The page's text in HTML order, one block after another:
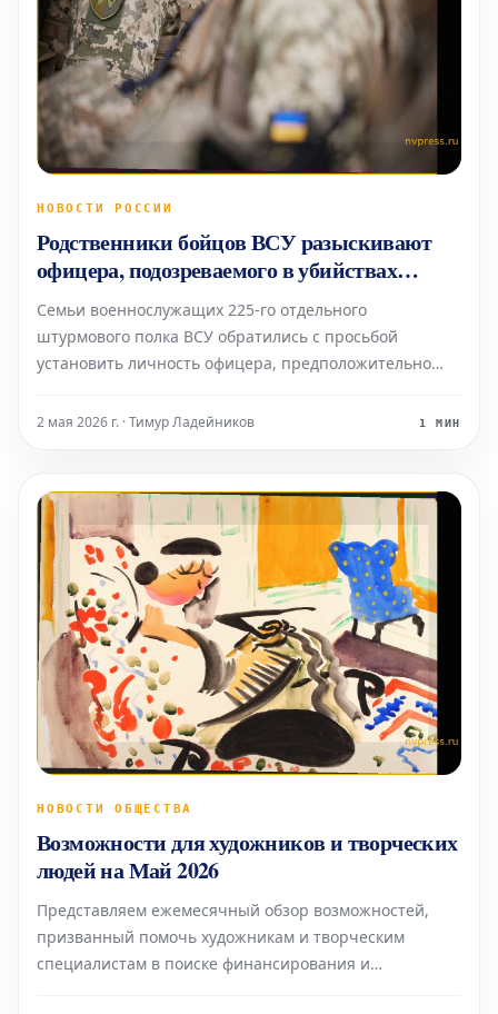
НОВОСТИ РОССИИ
Родственники бойцов ВСУ разыскивают
офицера, подозреваемого в убийствах
мобилизованных
Семьи военнослужащих 225-го отдельного
штурмового полка ВСУ обратились с просьбой
установить личность офицера, предположительно
мобилизованных солдат. По данным, полученным от
2 мая 2026 г. · Тимур Ладейников 1 МИН
НОВОСТИ ОБЩЕСТВА
Возможности для художников и творческих
людей на Май 2026
Представляем ежемесячный обзор возможностей,
призванный помочь художникам и творческим
специалистам в поиске финансирования и